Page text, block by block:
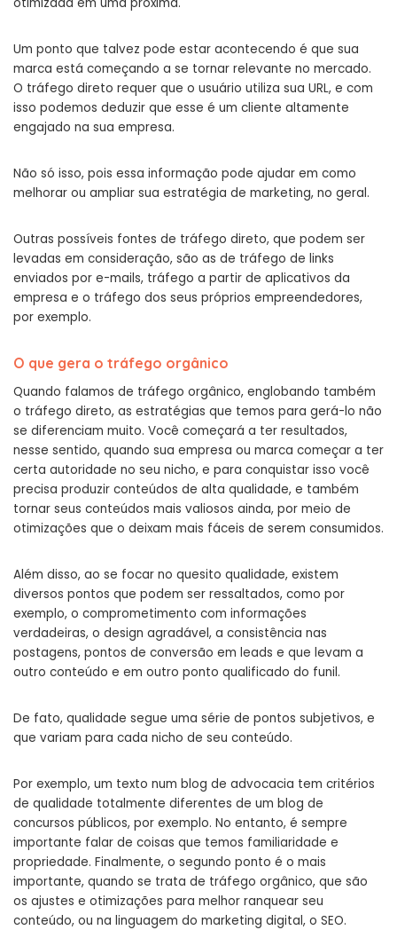
Um ponto que talvez pode estar acontecendo é que sua
marca está começando a se tornar relevante no mercado.
O tráfego direto requer que o usuário utiliza sua URL, e com
isso podemos deduzir que esse é um cliente altamente
engajado na sua empresa.
Não só isso, pois essa informação pode ajudar em como
melhorar ou ampliar sua estratégia de marketing, no geral.
Outras possíveis fontes de tráfego direto, que podem ser
levadas em consideração, são as de tráfego de links
enviados por e-mails, tráfego a partir de aplicativos da
empresa e o tráfego dos seus próprios empreendedores,
por exemplo.
O que gera o tráfego orgânico
Quando falamos de tráfego orgânico, englobando também
o tráfego direto, as estratégias que temos para gerá-lo não
se diferenciam muito. Você começará a ter resultados,
nesse sentido, quando sua empresa ou marca começar a ter
certa autoridade no seu nicho, e para conquistar isso você
precisa produzir conteúdos de alta qualidade, e também
tornar seus conteúdos mais valiosos ainda, por meio de
otimizações que o deixam mais fáceis de serem consumidos.
Além disso, ao se focar no quesito qualidade, existem
diversos pontos que podem ser ressaltados, como por
exemplo, o comprometimento com informações
verdadeiras, o design agradável, a consistência nas
postagens, pontos de conversão em leads e que levam a
outro conteúdo e em outro ponto qualificado do funil.
De fato, qualidade segue uma série de pontos subjetivos, e
que variam para cada nicho de seu conteúdo.
Por exemplo, um texto num blog de advocacia tem critérios
de qualidade totalmente diferentes de um blog de
concursos públicos, por exemplo. No entanto, é sempre
importante falar de coisas que temos familiaridade e
propriedade. Finalmente, o segundo ponto é o mais
importante, quando se trata de tráfego orgânico, que são
os ajustes e otimizações para melhor ranquear seu
conteúdo, ou na linguagem do marketing digital, o SEO.